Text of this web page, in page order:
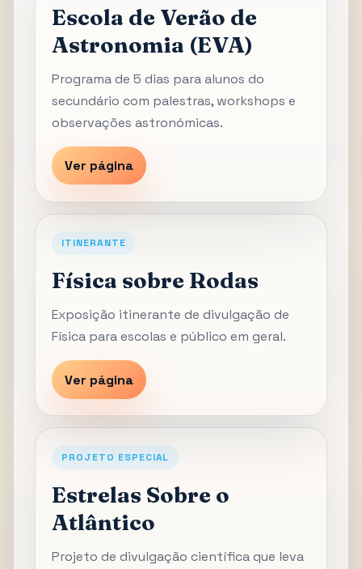
Escola de Verão de
Astronomia (EVA)
Programa de 5 dias para alunos do
secundário com palestras, workshops e
observações astronómicas.
Ver página
ITINERANTE
Física sobre Rodas
Exposição itinerante de divulgação de
Física para escolas e público em geral.
Ver página
PROJETO ESPECIAL
Estrelas Sobre o
Atlântico
Projeto de divulgação científica que leva